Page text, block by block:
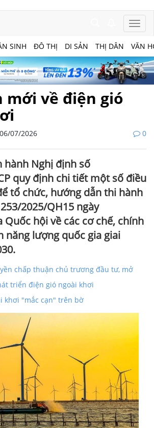
SINH ĐÔ THỊ DI SẢN THỊ DÂN VĂN
mới về điện gió
07/2026 0
hành Nghị định số
quy định chi tiết một số điều
tổ chức, hướng dẫn thi hành
2025/QH15 ngày
Quốc hội về các cơ chế, chính
năng lượng quốc gia giai
chấp thuận chủ trương đầu tư, mở
triển điện gió ngoài khơi
khơi "mắc cạn" trên bờ